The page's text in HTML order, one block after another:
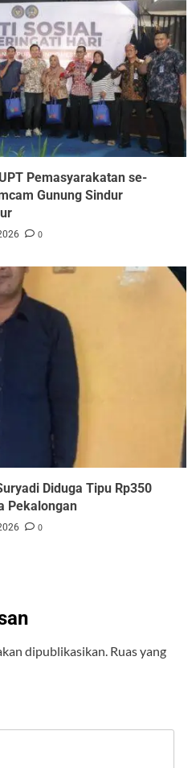
Pemasyarakatan se-
Gunung Sindur
0
Diduga Tipu Rp350
Pekalongan
0
dipublikasikan. Ruas yang